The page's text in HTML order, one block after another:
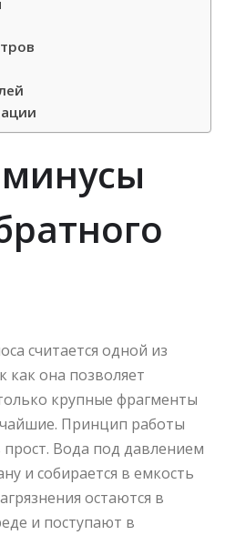
считается одной из
как она позволяет
крупные фрагменты
Принцип работы
Вода под давлением
и собирается в емкость
остаются в
и поступают в